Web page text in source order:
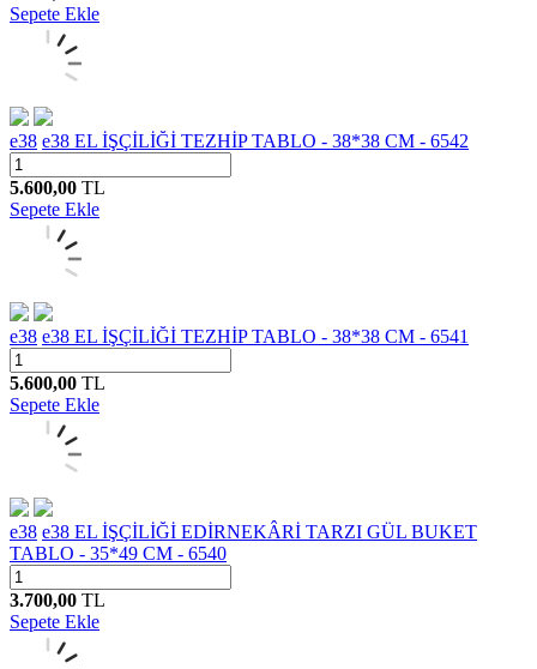
Sepete Ekle
e38 e38 EL İŞÇİLİĞİ TEZHİP TABLO - 38*38 CM - 6542
5.600,00 TL
Sepete Ekle
e38 e38 EL İŞÇİLİĞİ TEZHİP TABLO - 38*38 CM - 6541
5.600,00 TL
Sepete Ekle
e38 e38 EL İŞÇİLİĞİ EDİRNEKÂRİ TARZI GÜL BUKET
TABLO - 35*49 CM - 6540
3.700,00 TL
Sepete Ekle